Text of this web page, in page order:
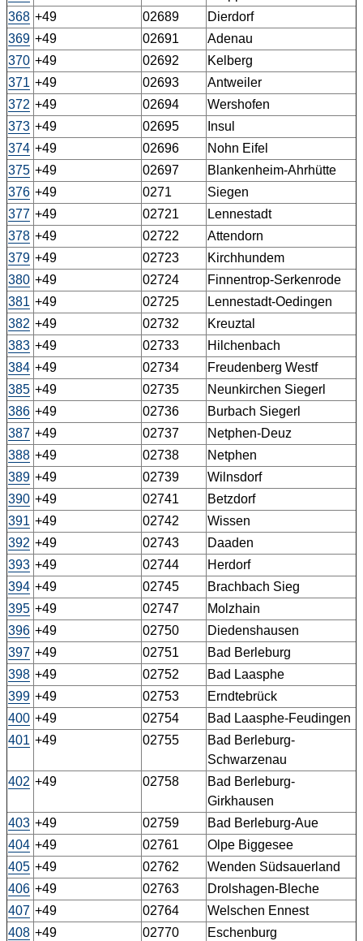
368 +49 02689
Dierdorf
369 +49 02691
Adenau
370 +49 02692
Kelberg
371 +49 02693
Antweiler
372 +49 02694
Wershofen
373 +49 02695
Insul
374 +49 02696
Nohn Eifel
375 +49 02697
Blankenheim-Ahrhütte
376 +49 0271
Siegen
377 +49 02721
Lennestadt
378 +49 02722
Attendorn
379 +49 02723
Kirchhundem
380 +49 02724
Finnentrop-Serkenrode
381 +49 02725
Lennestadt-Oedingen
382 +49 02732
Kreuztal
383 +49 02733
Hilchenbach
384 +49 02734
Freudenberg Westf
385 +49 02735
Neunkirchen Siegerl
386 +49 02736
Burbach Siegerl
387 +49 02737
Netphen-Deuz
388 +49 02738
Netphen
389 +49 02739
Wilnsdorf
390 +49 02741
Betzdorf
391 +49 02742
Wissen
392 +49 02743
Daaden
393 +49 02744
Herdorf
394 +49 02745
Brachbach Sieg
395 +49 02747
Molzhain
396 +49 02750
Diedenshausen
397 +49 02751
Bad Berleburg
398 +49 02752
Bad Laasphe
399 +49 02753
Erndtebrück
400 +49 02754
Bad Laasphe-Feudingen
401 +49 02755
Bad Berleburg-
Schwarzenau
402 +49 02758
Bad Berleburg-
Girkhausen
403 +49 02759
Bad Berleburg-Aue
404 +49 02761
Olpe Biggesee
405 +49 02762
Wenden Südsauerland
406 +49 02763
Drolshagen-Bleche
407 +49 02764
Welschen Ennest
408 +49 02770
Eschenburg